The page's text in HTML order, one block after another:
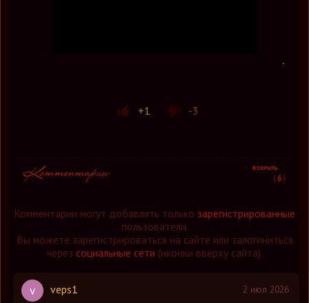
+1 -3
( 6 )
Комментарии могут добавлять только зарегистрированные
пользователи.
Вы можете зарегистрироваться на сайте или залогиниться
через социальные сети (иконки вверху сайта).
2 июл 2026
v
veps1